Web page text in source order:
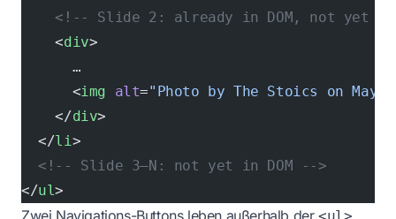
<!-- Slide 2: already in DOM, not yet
    <
div>
      …
      <
img alt="Photo by The Stoics on May
    </
div>
  </
li>
  <!-- Slide 3–N: not yet in DOM -->
</ul>
Zwei Navigations-Buttons leben außerhalb der
,